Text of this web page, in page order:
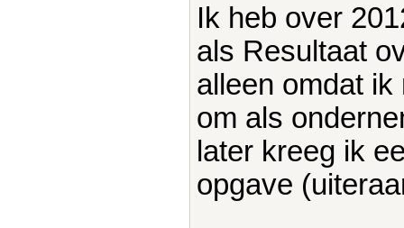
Ik heb over
als Resultaat
alleen omdat
om als
later kreeg ik
opgave